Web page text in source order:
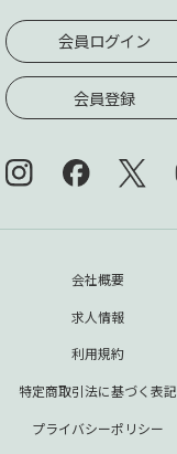
会員ログイン
会員登録
会社概要
求人情報
利用規約
特定商取引法に基づく表記
プライバシーポリシー